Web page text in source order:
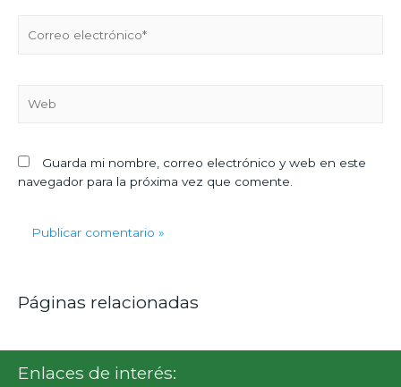
Guarda mi nombre, correo electrónico y web en este
navegador para la próxima vez que comente.
Páginas relacionadas
Enlaces de interés: